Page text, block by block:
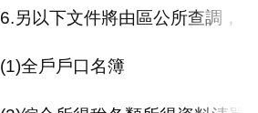
6.另以下文件將由區公所查調，
(1)全戶戶口名簿